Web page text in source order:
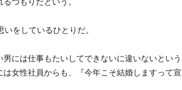
つもりだという。
をしているひとりだ。
には仕事もたいしてできないに違いないという
女性社員からも、『今年こそ結婚しますって宣